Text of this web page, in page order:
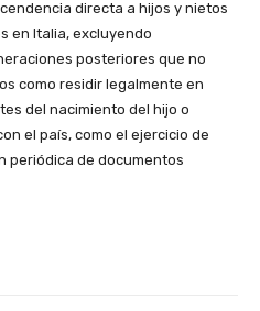
directa a hijos y nietos
en Italia, excluyendo
posteriores que no
como residir legalmente en
del nacimiento del hijo o
el país, como el ejercicio de
periódica de documentos